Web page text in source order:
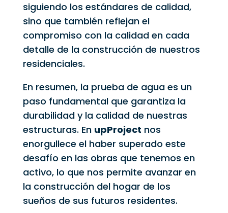
siguiendo los estándares de calidad,
sino que también reflejan el
compromiso con la calidad en cada
detalle de la construcción de nuestros
residenciales.
En resumen, la prueba de agua es un
paso fundamental que garantiza la
durabilidad y la calidad de nuestras
estructuras. En upProject nos
enorgullece el haber superado este
desafío en las obras que tenemos en
activo, lo que nos permite avanzar en
la construcción del hogar de los
sueños de sus futuros residentes.